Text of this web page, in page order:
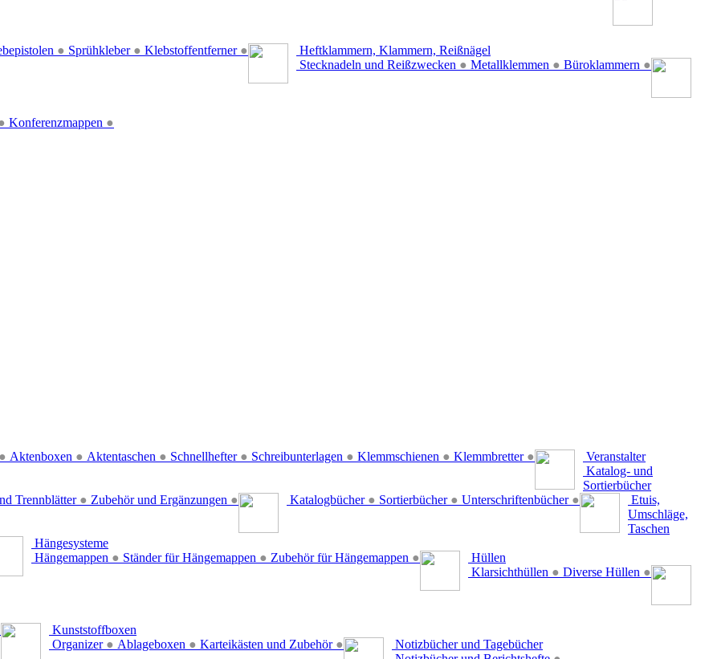
● Sprühkleber ● Klebstoffentferner ●
Heftklammern, Klammern, Reißnägel
Stecknadeln und Reißzwecken ● Metallklemmen ● Büroklammern ●
Konferenzmappen ●
● Aktenboxen ● Aktentaschen ● Schnellhefter ● Schreibunterlagen ● Klemmschienen ● Klemmbretter ● Veranstalter
Trennblätter ● Zubehör und Ergänzungen ●
Katalog- und
Sortierbücher
Katalogbücher ● Sortierbücher ● Unterschriftenbücher ●
Etuis,
Umschläge,
Taschen
Hängesysteme
Hängemappen ● Ständer für Hängemappen ● Zubehör für Hängemappen ●
Hüllen
Klarsichthüllen ● Diverse Hüllen ●
Kunststoffboxen
Organizer ● Ablageboxen ● Karteikästen und Zubehör ●
Notizbücher und Tagebücher